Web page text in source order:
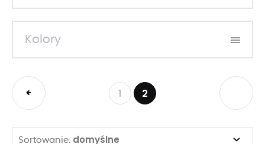
Kolory
1 2
Sortowanie: domyślne